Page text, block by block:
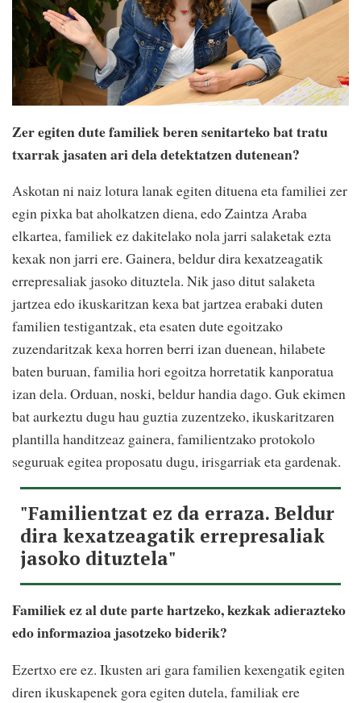
Zer egiten dute familiek beren senitarteko bat tratu
txarrak jasaten ari dela detektatzen dutenean?
Askotan ni naiz lotura lanak egiten dituena eta familiei zer
egin pixka bat aholkatzen diena, edo Zaintza Araba
elkartea, familiek ez dakitelako nola jarri salaketak ezta
kexak non jarri ere. Gainera, beldur dira kexatzeagatik
errepresaliak jasoko dituztela. Nik jaso ditut salaketa
jartzea edo ikuskaritzan kexa bat jartzea erabaki duten
familien testigantzak, eta esaten dute egoitzako
zuzendaritzak kexa horren berri izan duenean, hilabete
baten buruan, familia hori egoitza horretatik kanporatua
izan dela. Orduan, noski, beldur handia dago. Guk ekimen
bat aurkeztu dugu hau guztia zuzentzeko, ikuskaritzaren
plantilla handitzeaz gainera, familientzako protokolo
seguruak egitea proposatu dugu, irisgarriak eta gardenak.
"Familientzat ez da erraza. Beldur
dira kexatzeagatik errepresaliak
jasoko dituztela"
Familiek ez al dute parte hartzeko, kezkak adierazteko
edo informazioa jasotzeko biderik?
Ezertxo ere ez. Ikusten ari gara familien kexengatik egiten
diren ikuskapenek gora egiten dutela, familiak ere